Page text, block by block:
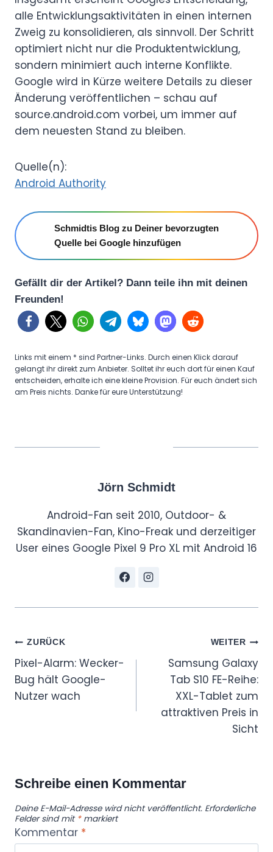
alle Entwicklungsaktivitäten in einen internen
Zweig zu konsolidieren, als sinnvoll. Der Schritt
optimiert nicht nur die Produktentwicklung,
sondern minimiert auch interne Konflikte.
Google wird in Kürze weitere Details zu dieser
Änderung veröffentlichen – schau auf
source.android.com vorbei, um immer auf
dem neuesten Stand zu bleiben.
Quelle(n):
Android Authority
Schmidtis Blog zu Deiner bevorzugten
Quelle bei Google hinzufügen
Gefällt dir der Artikel? Dann teile ihn mit deinen
Freunden!
Links mit einem * sind Partner-Links. Durch einen Klick darauf
gelangt ihr direkt zum Anbieter. Solltet ihr euch dort für einen Kauf
entscheiden, erhalte ich eine kleine Provision. Für euch ändert sich
am Preis nichts. Danke für eure Unterstützung!
Jörn Schmidt
Android-Fan seit 2010, Outdoor- &
Skandinavien-Fan, Kino-Freak und derzeitiger
User eines Google Pixel 9 Pro XL mit Android 16
Beitragsnavigation
ZURÜCK
Pixel-Alarm: Wecker-
Bug hält Google-
Nutzer wach
WEITER
Samsung Galaxy
Tab S10 FE-Reihe:
XXL-Tablet zum
attraktiven Preis in
Sicht
Schreibe einen Kommentar
Deine E-Mail-Adresse wird nicht veröffentlicht. Erforderliche
Felder sind mit *markiert
Kommentar *